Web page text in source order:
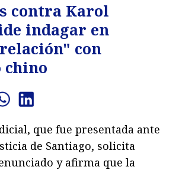
contra Karol
indagar en
con
chino
que fue presentada ante
de Santiago, solicita
y afirma que la